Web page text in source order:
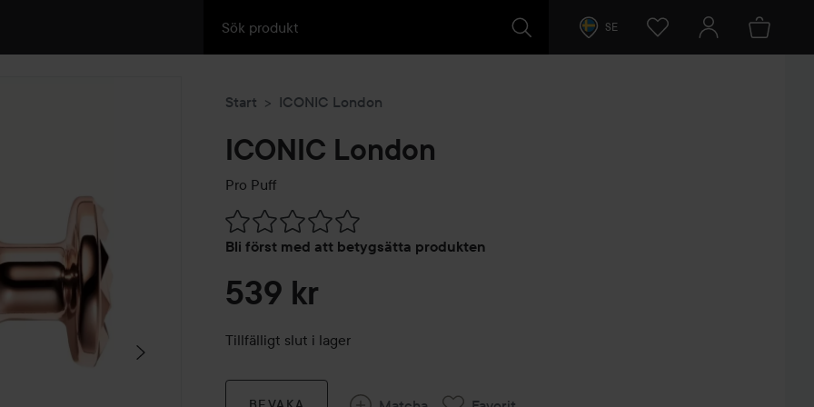
SE
Start ICONIC London
ICONIC London
Pro Puff
Bli först med att betygsätta produkten
Hoppa till Betyg & kommentarer
539 kr
Tillfälligt slut i lager